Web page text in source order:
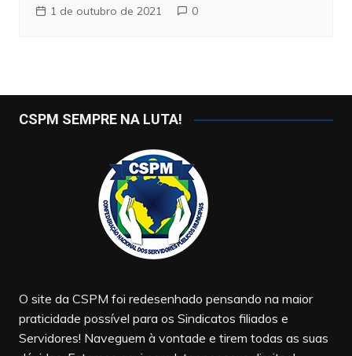
1 de outubro de 2021
0
CSPM SEMPRE NA LUTA!
O site da CSPM foi redesenhado pensando na maior
praticidade possível para os Sindicatos filiados e
Servidores! Naveguem à vontade e tirem todas as suas